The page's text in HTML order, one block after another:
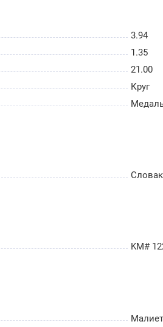
3.94
1.35
21.00
Круг
KM#